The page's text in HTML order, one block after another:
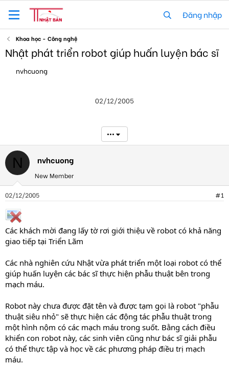
Đăng nhập
Khoa học - Công nghệ
Nhật phát triển robot giúp huấn luyện bác sĩ
h
r
t
e
r
nvhcuong
02/12/2005
•••
N nvhcuong
New Member
02/12/2005 #1
Các khách mời đang lấy tờ rơi giới thiệu về robot có khả năng
giao tiếp tại Triển Lãm
Các nhà nghiên cứu Nhật vừa phát triển một loại robot có thể
giúp huấn luyện các bác sĩ thực hiện phẫu thuật bên trong
mạch máu.
Robot này chưa được đặt tên và được tạm gọi là robot "phẫu
thuật siêu nhỏ" sẽ thực hiện các động tác phẫu thuật trong
một hình nộm có các mạch máu trong suốt. Bằng cách điều
khiển con robot này, các sinh viên cũng như bác sĩ giải phẫu
có thể thực tập và học về các phương pháp điều trị mạch
máu.